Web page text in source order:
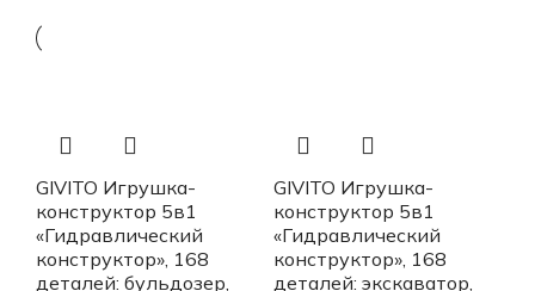
GIVITO Игрушка-
конструктор 5в1
«Гидравлический
конструктор», 168
деталей: бульдозер,
GIVITO Игрушка-
конструктор 5в1
«Гидравлический
конструктор», 168
деталей: экскаватор,